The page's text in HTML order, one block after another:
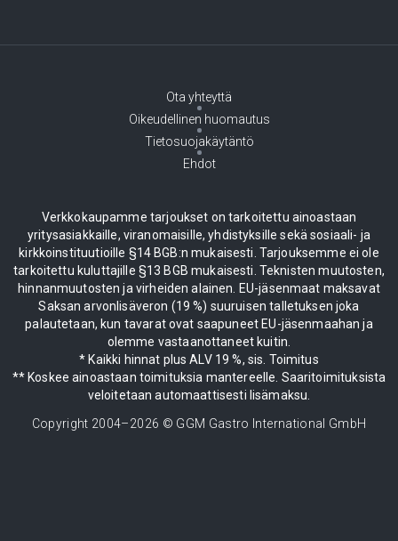
Ota yhteyttä
Oikeudellinen huomautus
Tietosuojakäytäntö
Ehdot
Verkkokaupamme tarjoukset on tarkoitettu ainoastaan
yritysasiakkaille, viranomaisille, yhdistyksille sekä sosiaali- ja
kirkkoinstituutioille §14 BGB:n mukaisesti. Tarjouksemme ei ole
tarkoitettu kuluttajille §13 BGB mukaisesti. Teknisten muutosten,
hinnanmuutosten ja virheiden alainen. EU-jäsenmaat maksavat
Saksan arvonlisäveron (19 %) suuruisen talletuksen joka
palautetaan, kun tavarat ovat saapuneet EU-jäsenmaahan ja
olemme vastaanottaneet kuitin.
* Kaikki hinnat plus ALV 19 %, sis. Toimitus
** Koskee ainoastaan toimituksia mantereelle. Saaritoimituksista
veloitetaan automaattisesti lisämaksu.
Copyright 2004–2026 © GGM Gastro International GmbH